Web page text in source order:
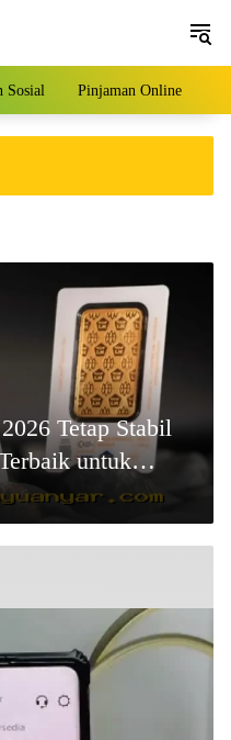
Sosial Pinjaman Online
Tetap Stabil
untuk